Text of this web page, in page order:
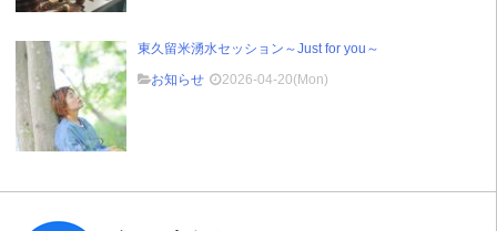
東久留米湧水セッション～Just for you～
お知らせ
2026-04-20(Mon)